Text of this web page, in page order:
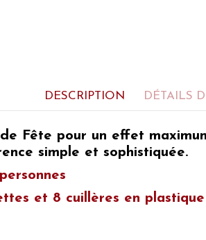
DESCRIPTION DÉTAILS
Fête pour un effet
simple et sophistiquée.
et 8 cuillères en plastique